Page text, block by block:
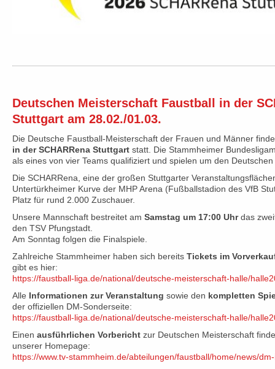
Deutschen Meisterschaft Faustball in der
Stuttgart am 28.02./01.03.
Die Deutsche Faustball-Meisterschaft der Frauen und Männer
in der SCHARRena Stuttgart statt. Die Stammheimer
als eines von vier Teams qualifiziert und spielen um den
Die SCHARRena, eine der großen Stuttgarter
Untertürkheimer Kurve der MHP Arena (Fußballstadion des VfB
Platz für rund 2.000 Zuschauer.
Unsere Mannschaft bestreitet am Samstag um 17:00 Uhrdas
den TSV Pfungstadt.
Am Sonntag folgen die Finalspiele.
Zahlreiche Stammheimer haben sich bereits Tickets im
gibt es hier:
https://faustball-liga.de/national/deutsche-meisterschaft-halle/
Alle Informationen zur Veranstaltung sowie den kompletten
der offiziellen DM-Sonderseite:
https://faustball-liga.de/national/deutsche-meisterschaft-halle/
Einen ausführlichen Vorbericht zur Deutschen Meisterschaft
unserer Homepage:
https://www.tv-stammheim.de/abteilungen/faustball/home/news/